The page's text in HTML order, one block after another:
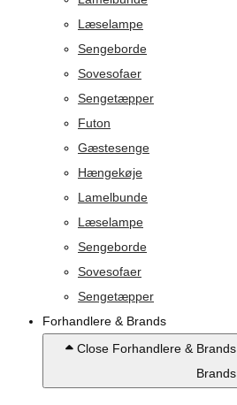
Læselampe
Sengeborde
Sovesofaer
Sengetæpper
Futon
Gæstesenge
Hængekøje
Lamelbunde
Læselampe
Sengeborde
Sovesofaer
Sengetæpper
Forhandlere & Brands
Close Forhandlere & Brands
Brands